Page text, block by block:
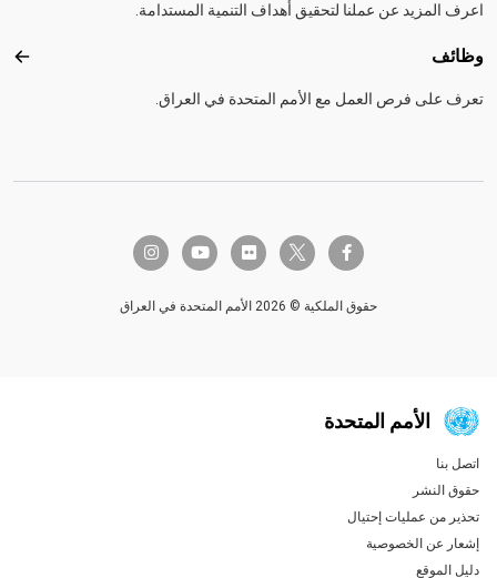
اعرف المزيد عن عملنا لتحقيق أهداف التنمية المستدامة.
وظائف
تعرف على فرص العمل مع الأمم المتحدة في العراق.
facebook-f
twitter-x
flickr
youtube
instagram
حقوق الملكية © 2026 الأمم المتحدة في العراق
الأمم المتحدة
Global U.N. menu
اتصل بنا
حقوق النشر
تحذير من عمليات إحتيال
إشعار عن الخصوصية
دليل الموقع